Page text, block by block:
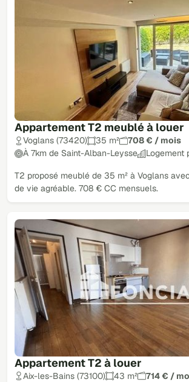
Appartement T2 meublé à louer
Voglans (73420) 35 m²
708 € / mois
À 7km de Saint-Alban-Leysse
Logement
T2 proposé meublé de 35 m² à Voglans
de vie agréable. 708 € CC mensuels.
Appartement T2 à louer
Aix-les-Bains (73100) 43 m²
714 € /